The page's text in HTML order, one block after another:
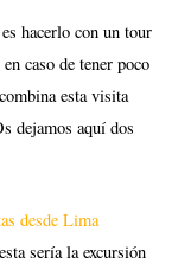
hacerlo con un tour
caso de tener poco
esta visita
dejamos aquí dos
desde Lima
sería la excursión